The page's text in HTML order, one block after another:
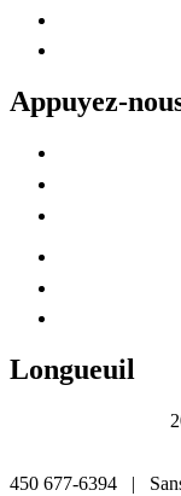
Appuyez-
Longueuil
450 677-6394 |